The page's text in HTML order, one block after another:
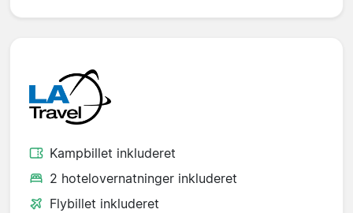
Kampbillet inkluderet
2 hotelovernatninger inkluderet
Flybillet inkluderet